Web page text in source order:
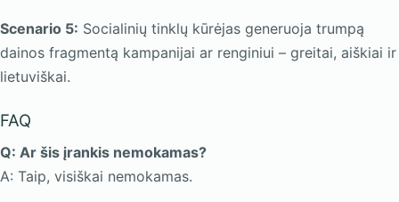
Scenario 5: Socialinių tinklų kūrėjas generuoja trumpą
dainos fragmentą kampanijai ar renginiui – greitai, aiškiai ir
lietuviškai.
FAQ
Q: Ar šis įrankis nemokamas?
A: Taip, visiškai nemokamas.